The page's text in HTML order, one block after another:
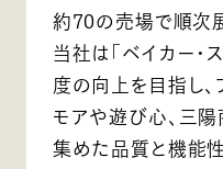
約70の売場で順次
当社は「ベイカー・
度の向上を目指し
モアや遊び心、三
集めた品質と機能